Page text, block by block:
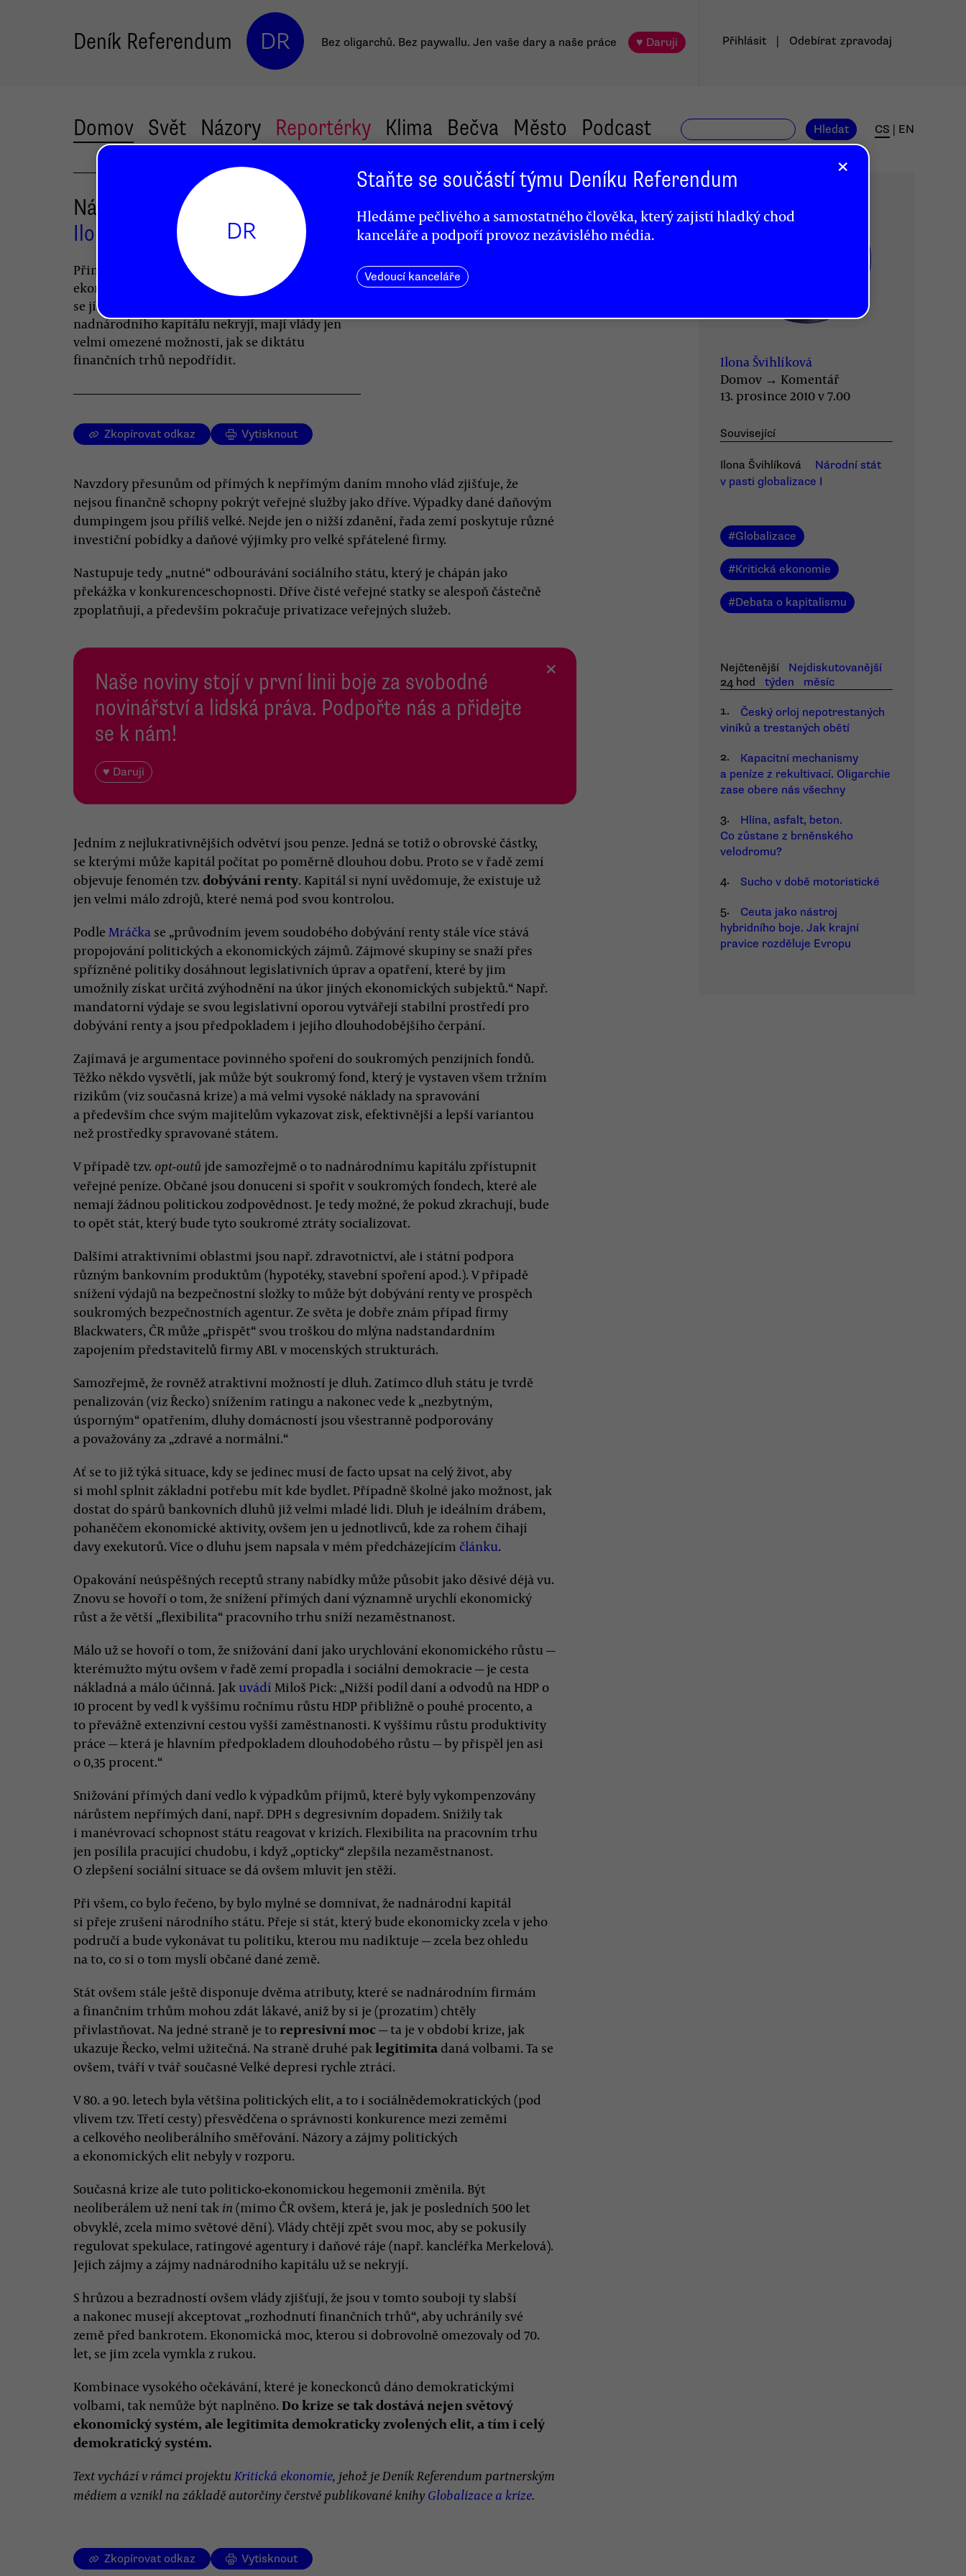
Deník Referendum DR Bez oligarchů. Bez paywallu. Jen vaše dary a naše práce ♥ Daruji Přihlásit Odebírat zpravodaj
Domov Svět Názory Reportérky Klima Bečva Město Podcast Hledat CS EN
Národní stát v pasti globalizace II
Ilona Švihlíková
Přinášíme druhou část úvahy o současné
ekonomické krizi a možnostech vyspělých zemí
se jí postavit. Ač se zájmy států se zájmy
nadnárodního kapitálu nekryjí, mají vlády jen
velmi omezené možnosti, jak se diktátu
finančních trhů nepodřídit.
Zkopírovat odkaz Vytisknout
Navzdory přesunům od přímých k nepřímým daním mnoho vlád zjišťuje, že
nejsou finančně schopny pokrýt veřejné služby jako dříve. Výpadky dané daňovým
dumpingem jsou příliš velké. Nejde jen o nižší zdanění, řada zemí poskytuje různé
investiční pobídky a daňové výjimky pro velké spřátelené firmy.
Nastupuje tedy „nutné“ odbourávání sociálního státu, který je chápán jako
překážka v konkurenceschopnosti. Dříve čisté veřejné statky se alespoň částečně
zpoplatňují, a především pokračuje privatizace veřejných služeb.
Naše noviny stojí v první linii boje za svobodné
novinářství a lidská práva. Podpořte nás a přidejte
se k nám!
♥ Daruji
×
Jedním z nejlukrativnějších odvětví jsou penze. Jedná se totiž o obrovské částky,
se kterými může kapitál počítat po poměrně dlouhou dobu. Proto se v řadě zemí
objevuje fenomén tzv. dobývání renty. Kapitál si nyní uvědomuje, že existuje už
jen velmi málo zdrojů, které nemá pod svou kontrolou.
Podle Mráčka se „průvodním jevem soudobého dobývání renty stále více stává
propojování politických a ekonomických zájmů. Zájmové skupiny se snaží přes
spřízněné politiky dosáhnout legislativních úprav a opatření, které by jim
umožnily získat určitá zvýhodnění na úkor jiných ekonomických subjektů.“ Např.
mandatorní výdaje se svou legislativní oporou vytvářejí stabilní prostředí pro
dobývání renty a jsou předpokladem i jejího dlouhodobějšího čerpání.
Zajímavá je argumentace povinného spoření do soukromých penzijních fondů.
Těžko někdo vysvětlí, jak může být soukromý fond, který je vystaven všem tržním
rizikům (viz současná krize) a má velmi vysoké náklady na spravování
a především chce svým majitelům vykazovat zisk, efektivnější a lepší variantou
než prostředky spravované státem.
V případě tzv. opt-outů jde samozřejmě o to nadnárodnímu kapitálu zpřístupnit
veřejné peníze. Občané jsou donuceni si spořit v soukromých fondech, které ale
nemají žádnou politickou zodpovědnost. Je tedy možné, že pokud zkrachují, bude
to opět stát, který bude tyto soukromé ztráty socializovat.
Dalšími atraktivními oblastmi jsou např. zdravotnictví, ale i státní podpora
různým bankovním produktům (hypotéky, stavební spoření apod.). V případě
snížení výdajů na bezpečnostní složky to může být dobývání renty ve prospěch
soukromých bezpečnostních agentur. Ze světa je dobře znám případ firmy
Blackwaters, ČR může „přispět“ svou troškou do mlýna nadstandardním
zapojením představitelů firmy ABL v mocenských strukturách.
Samozřejmě, že rovněž atraktivní možností je dluh. Zatímco dluh státu je tvrdě
penalizován (viz Řecko) snížením ratingu a nakonec vede k „nezbytným,
úsporným“ opatřením, dluhy domácností jsou všestranně podporovány
a považovány za „zdravé a normální.“
Ať se to již týká situace, kdy se jedinec musí de facto upsat na celý život, aby
si mohl splnit základní potřebu mít kde bydlet. Případně školné jako možnost, jak
dostat do spárů bankovních dluhů již velmi mladé lidi. Dluh je ideálním drábem,
pohaněčem ekonomické aktivity, ovšem jen u jednotlivců, kde za rohem číhají
davy exekutorů. Více o dluhu jsem napsala v mém předcházejícím článku.
Opakování neúspěšných receptů strany nabídky může působit jako děsivé déjà vu.
Znovu se hovoří o tom, že snížení přímých daní významně urychlí ekonomický
růst a že větší „flexibilita“ pracovního trhu sníží nezaměstnanost.
Málo už se hovoří o tom, že snižování daní jako urychlování ekonomického růstu —
kterémužto mýtu ovšem v řadě zemí propadla i sociální demokracie — je cesta
nákladná a málo účinná. Jakuvádí Miloš Pick: „Nižší podíl daní a odvodů na HDP o
10 procent by vedl k vyššímu ročnímu růstu HDP přibližně o pouhé procento, a
to převážně extenzivní cestou vyšší zaměstnanosti. K vyššímu růstu produktivity
práce — která je hlavním předpokladem dlouhodobého růstu — by přispěl jen asi
o 0,35 procent.“
Snižování přímých daní vedlo k výpadkům příjmů, které byly vykompenzovány
nárůstem nepřímých daní, např. DPH s degresivním dopadem. Snížily tak
i manévrovací schopnost státu reagovat v krizích. Flexibilita na pracovním trhu
jen posílila pracující chudobu, i když „opticky“ zlepšila nezaměstnanost.
O zlepšení sociální situace se dá ovšem mluvit jen stěží.
Při všem, co bylo řečeno, by bylo mylné se domnívat, že nadnárodní kapitál
si přeje zrušení národního státu. Přeje si stát, který bude ekonomicky zcela v jeho
područí a bude vykonávat tu politiku, kterou mu nadiktuje — zcela bez ohledu
na to, co si o tom myslí občané dané země.
Stát ovšem stále ještě disponuje dvěma atributy, které se nadnárodním firmám
a finančním trhům mohou zdát lákavé, aniž by si je (prozatím) chtěly
přivlastňovat. Na jedné straně je torepresivní moc— ta je v období krize, jak
ukazuje Řecko, velmi užitečná. Na straně druhé paklegitimita daná volbami. Ta se
ovšem, tváří v tvář současné Velké depresi rychle ztrácí.
V 80. a 90. letech byla většina politických elit, a to i sociálnědemokratických (pod
vlivem tzv. Třetí cesty) přesvědčena o správnosti konkurence mezi zeměmi
a celkového neoliberálního směřování. Názory a zájmy politických
a ekonomických elit nebyly v rozporu.
Současná krize ale tuto politicko-ekonomickou hegemonii změnila. Být
neoliberálem už není tak in (mimo ČR ovšem, která je, jak je posledních 500 let
obvyklé, zcela mimo světové dění). Vlády chtějí zpět svou moc, aby se pokusily
regulovat spekulace, ratingové agentury i daňové ráje (např. kancléřka Merkelová).
Jejich zájmy a zájmy nadnárodního kapitálu už se nekryjí.
S hrůzou a bezradností ovšem vlády zjišťují, že jsou v tomto souboji ty slabší
a nakonec musejí akceptovat „rozhodnutí finančních trhů“, aby uchránily své
země před bankrotem. Ekonomická moc, kterou si dobrovolně omezovaly od 70.
let, se jim zcela vymkla z rukou.
Kombinace vysokého očekávání, které je koneckonců dáno demokratickými
volbami, tak nemůže být naplněno. Do krize se tak dostává nejen světový
ekonomický systém, ale legitimita demokraticky zvolených elit, a tím i celý
demokratický systém.
Text vychází v rámci projektu Kritická ekonomie, jehož je Deník Referendum partnerským
médiem a vznikl na základě autorčiny čerstvě publikované knihy Globalizace a krize.
Ilona Švihlíková
Domov → Komentář
13. prosince 2010 v 7.00
Související
Ilona Švihlíková
Národní stát
v pasti globalizace I
#Globalizace
#Kritická ekonomie
#Debata o kapitalismu
Nejčtenější
Nejdiskutovanější
24 hod
týden
měsíc
1.
Český orloj nepotrestaných
viníků a trestaných obětí
2.
Kapacitní mechanismy
a peníze z rekultivací. Oligarchie
zase obere nás všechny
3.
Hlína, asfalt, beton.
Co zůstane z brněnského
velodromu?
4.
Sucho v době motoristické
5.
Ceuta jako nástroj
hybridního boje. Jak krajní
pravice rozděluje Evropu
Zkopírovat odkaz Vytisknout
×
DR
Staňte se součástí týmu Deníku Referendum
Hledáme pečlivého a samostatného člověka, který zajistí hladký chod
kanceláře a podpoří provoz nezávislého média.
Vedoucí kanceláře